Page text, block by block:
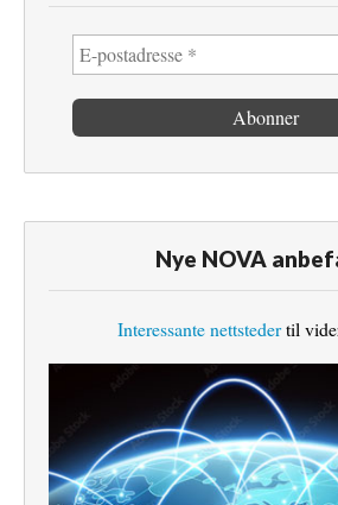
Nye NOVA
Interessante nettstedertil